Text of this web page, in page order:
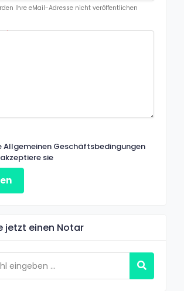
Ihre eMail-Adresse nicht veröffentlichen
*
Allgemeinen Geschäftsbedingungen
sie
jetzt einen Notar